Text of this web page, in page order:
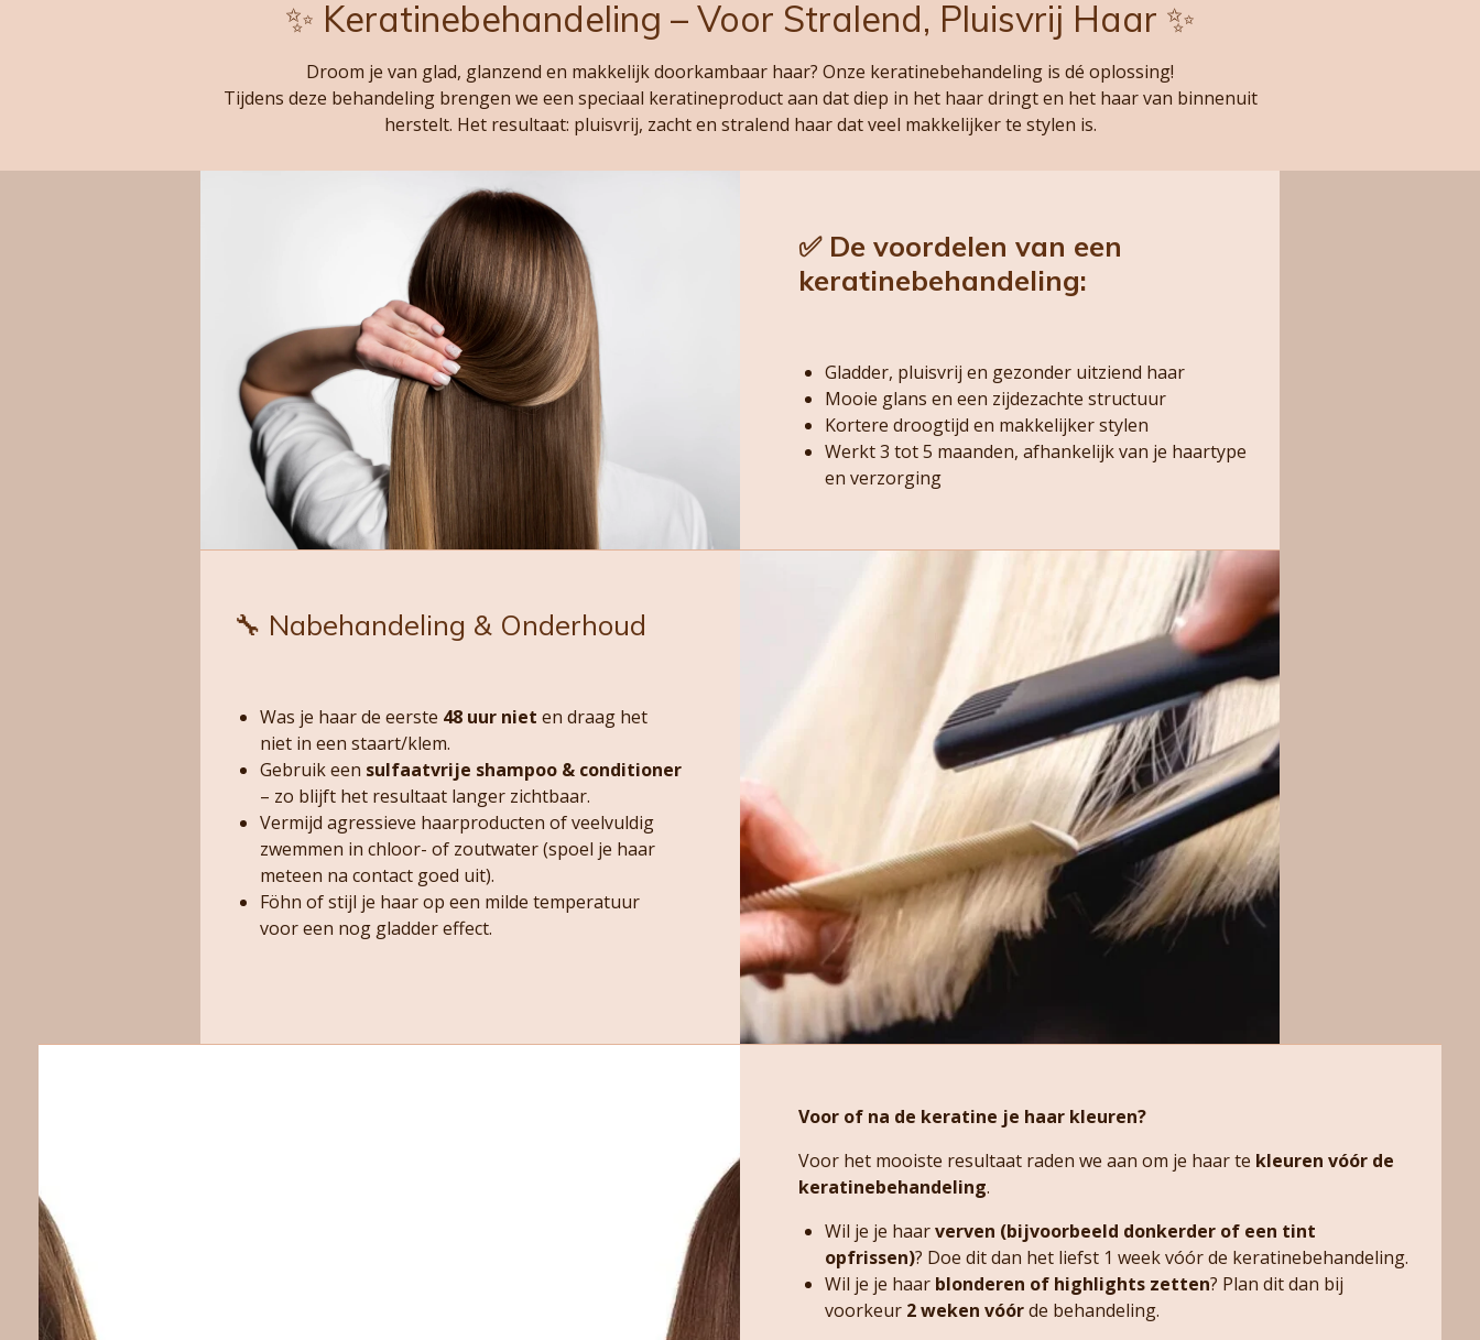
✨ Keratinebehandeling – Voor Stralend, Pluisvrij Haar ✨
Droom je van glad, glanzend en makkelijk doorkambaar haar? Onze keratinebehandeling is dé oplossing!
Tijdens deze behandeling brengen we een speciaal keratineproduct aan dat diep in het haar dringt en het haar van binnenuit
herstelt. Het resultaat: pluisvrij, zacht en stralend haar dat veel makkelijker te stylen is.
✅ De voordelen van een
keratinebehandeling:
Gladder, pluisvrij en gezonder uitziend haar
Mooie glans en een zijdezachte structuur
Kortere droogtijd en makkelijker stylen
Werkt 3 tot 5 maanden, afhankelijk van je haartype
en verzorging
🔧 Nabehandeling & Onderhoud
Was je haar de eerste 48 uur niet en draag het
niet in een staart/klem.
Gebruik een sulfaatvrije shampoo & conditioner
– zo blijft het resultaat langer zichtbaar.
Vermijd agressieve haarproducten of veelvuldig
zwemmen in chloor- of zoutwater (spoel je haar
meteen na contact goed uit).
Föhn of stijl je haar op een milde temperatuur
voor een nog gladder effect.
Voor of na de keratine je haar kleuren?
Voor het mooiste resultaat raden we aan om je haar te kleuren vóór de
keratinebehandeling.
Wil je je haarverven (bijvoorbeeld donkerder of een tint
opfrissen)? Doe dit dan het liefst 1 week vóór de keratinebehandeling.
Wil je je haar blonderen of highlights zetten? Plan dit dan bij
voorkeur 2 weken vóórde behandeling.